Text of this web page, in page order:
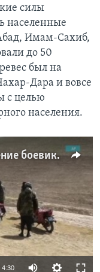
силы
населенные
Имам-Сахиб,
до 50
был на
Дара и вовсе
с целью
населения.
Широкомасштабное наступление боевиков Талибана в Афганистане
available
4:30